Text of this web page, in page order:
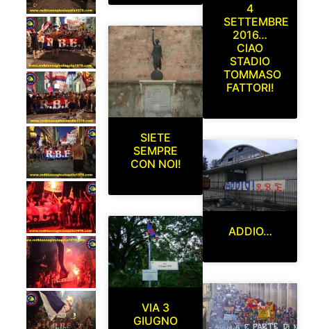
SIETE
SEMPRE
CON NOI!
VIA 3
GIUGNO
4
SETTEMBRE
2016…
CIAO
STADIO
TOMMASO
FATTORI!
ADDIO…